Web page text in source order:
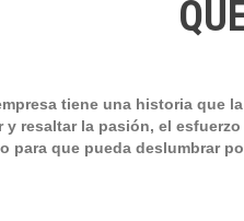
tiene una historia que la
y resaltar la pasión, el esfuerzo
para que pueda deslumbrar